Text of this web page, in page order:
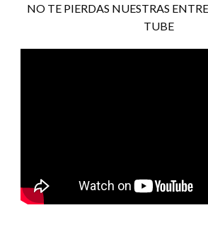
NO TE PIERDAS NUESTRAS
TUBE